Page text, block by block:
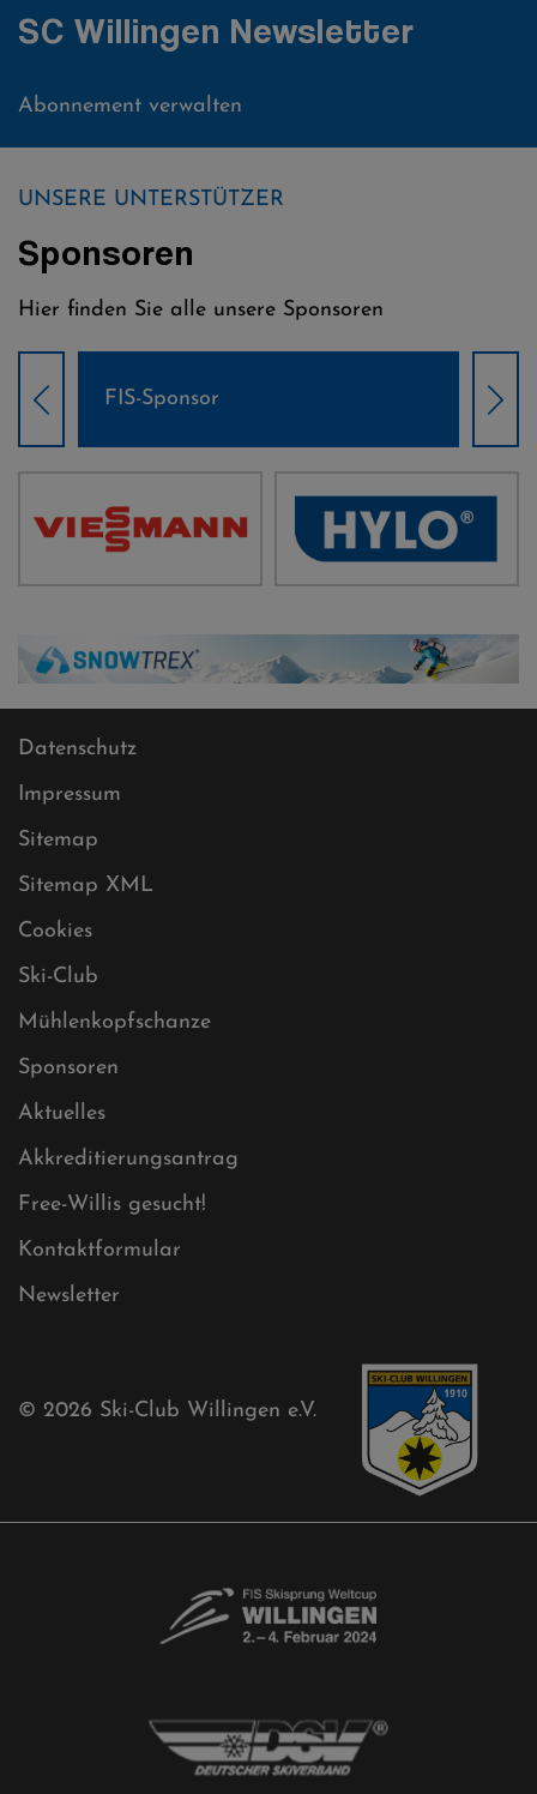
SC Willingen Newsletter
Abonnement verwalten
UNSERE UNTERSTÜTZER
Sponsoren
Hier finden Sie alle unsere Sponsoren
Weltcup-Sponsoren Damen
Datenschutz
Impressum
Sitemap
Sitemap XML
Cookies
Ski-Club
Mühlenkopfschanze
Sponsoren
Newsletter
Ski-Club Willingen e.V.